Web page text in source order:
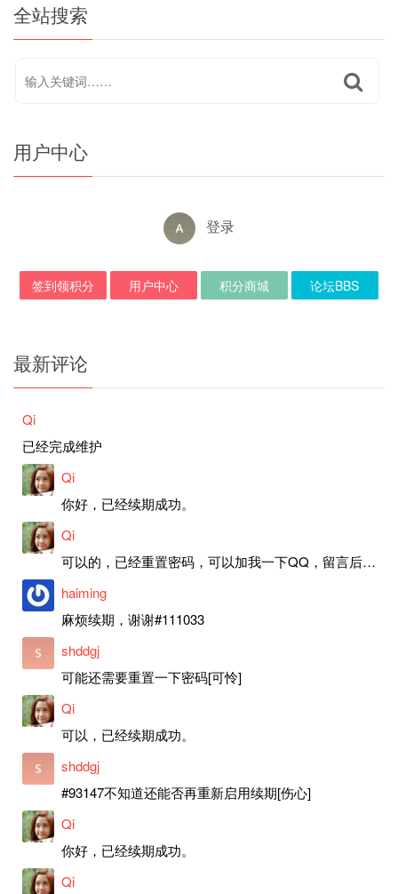
全站搜索
用户中心
登录
签到领积分 用户中心 积分商城 论坛BBS
最新评论
Qi
已经完成维护
Qi
你好，已经续期成功。
Qi
可以的，已经重置密码，可以加我一下QQ，留言后我就发密码给你。
haiming
麻烦续期，谢谢#111033
shddgj
可能还需要重置一下密码[可怜]
Qi
可以，已经续期成功。
shddgj
#93147不知道还能否再重新启用续期[伤心]
Qi
你好，已经续期成功。
Qi